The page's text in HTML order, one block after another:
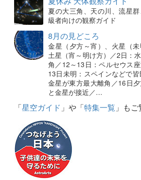
夏の大三角、天の川、流星
級者向けの観察ガイド
8月の見どころ
金星（夕方～宵）、火星（未
土星（宵～明け方）／2日：
角／12～13日：ペルセウス
13日未明：スペインなどで皆
金星が東方最大離角／16日
と金星が接近／…
「星空ガイド 」や「特集一覧 」も